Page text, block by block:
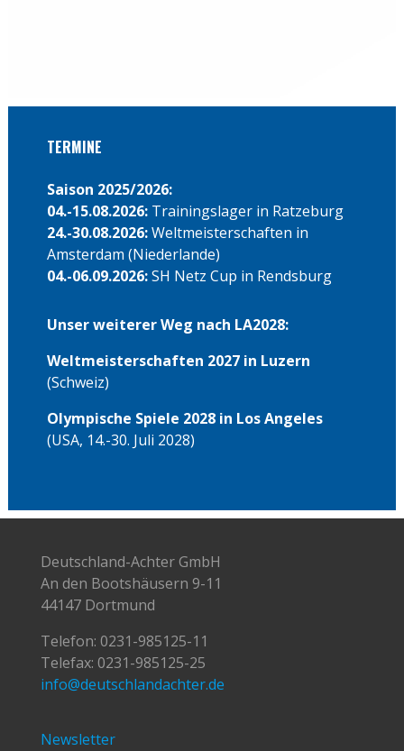
TERMINE
Saison 2025/2026:
04.-15.08.2026: Trainingslager in Ratzeburg
24.-30.08.2026:Weltmeisterschaften in
Amsterdam (Niederlande)
04.-06.09.2026:SH Netz Cup in Rendsburg
Unser weiterer Weg nach LA2028:
Weltmeisterschaften 2027 in Luzern
(Schweiz)
Olympische Spiele 2028 in Los Angeles
(USA, 14.-30. Juli 2028)
Deutschland-Achter GmbH
An den Bootshäusern 9-11
44147 Dortmund
Telefon: 0231-985125-11
Telefax: 0231-985125-25
info@deutschlandachter.de
Newsletter